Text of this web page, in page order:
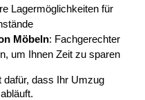
Lagermöglichkeiten für
Möbeln: Fachgerechter
um Ihnen Zeit zu sparen
dafür, dass Ihr Umzug